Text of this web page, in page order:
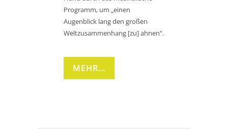
Programm, um „einen
Augenblick lang den großen
Weltzusammenhang [zu] ahnen“.
MEHR…